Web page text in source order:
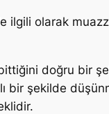
ilgili olarak
doğru bir
bir şekilde